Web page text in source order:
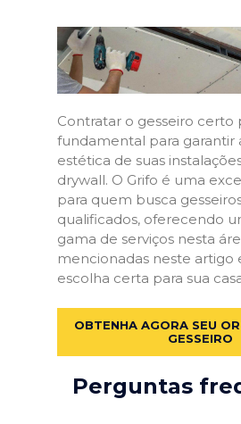
Contratar o gesseiro certo
fundamental para garantir
estética de suas
drywall. O Grifo é uma
para quem busca
qualificados, oferecendo
gama de serviços nesta
mencionadas neste artigo
escolha certa para sua
OBTENHA AGORA SEU
GESSEIRO
Perguntas